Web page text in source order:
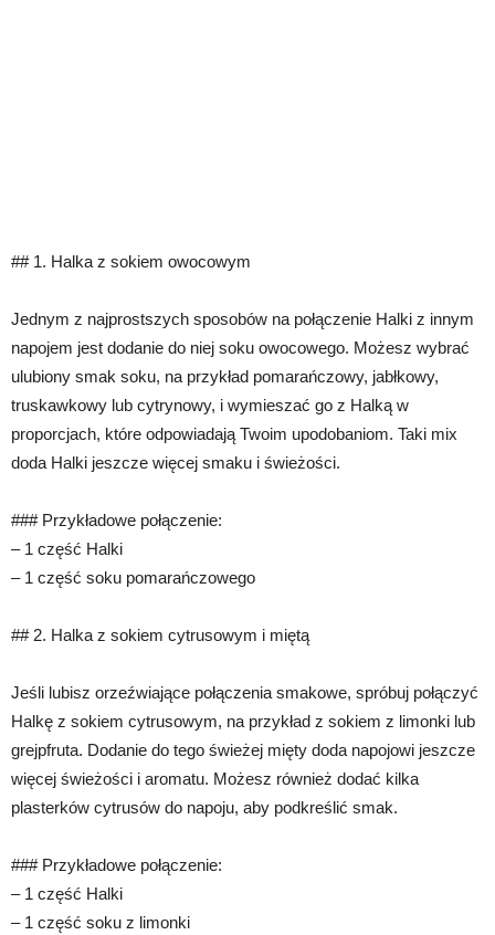
## 1. Halka z sokiem owocowym
Jednym z najprostszych sposobów na połączenie Halki z innym
napojem jest dodanie do niej soku owocowego. Możesz wybrać
ulubiony smak soku, na przykład pomarańczowy, jabłkowy,
truskawkowy lub cytrynowy, i wymieszać go z Halką w
proporcjach, które odpowiadają Twoim upodobaniom. Taki mix
doda Halki jeszcze więcej smaku i świeżości.
### Przykładowe połączenie:
– 1 część Halki
– 1 część soku pomarańczowego
## 2. Halka z sokiem cytrusowym i miętą
Jeśli lubisz orzeźwiające połączenia smakowe, spróbuj połączyć
Halkę z sokiem cytrusowym, na przykład z sokiem z limonki lub
grejpfruta. Dodanie do tego świeżej mięty doda napojowi jeszcze
więcej świeżości i aromatu. Możesz również dodać kilka
plasterków cytrusów do napoju, aby podkreślić smak.
### Przykładowe połączenie:
– 1 część Halki
– 1 część soku z limonki